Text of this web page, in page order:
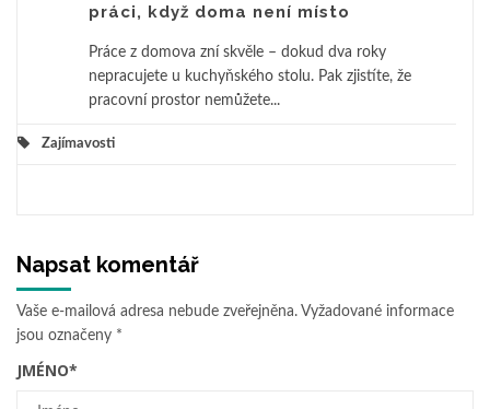
práci, když doma není místo
Práce z domova zní skvěle – dokud dva roky
nepracujete u kuchyňského stolu. Pak zjistíte, že
pracovní prostor nemůžete...
Zajímavosti
Napsat komentář
Vaše e-mailová adresa nebude zveřejněna. Vyžadované informace
jsou označeny *
JMÉNO*